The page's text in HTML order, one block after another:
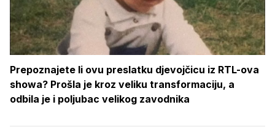
Prepoznajete li ovu preslatku djevojčicu iz RTL-ova
showa? Prošla je kroz veliku transformaciju, a
odbila je i poljubac velikog zavodnika